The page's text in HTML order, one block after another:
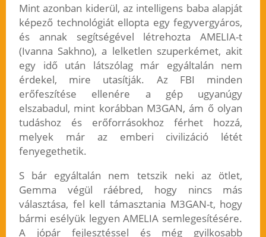
Mint azonban kiderül, az intelligens baba alapját
képező technológiát ellopta egy fegyvergyáros,
és annak segítségével létrehozta AMELIA-t
(Ivanna Sakhno), a lelketlen szuperkémet, akit
egy idő után látszólag már egyáltalán nem
érdekel, mire utasítják. Az FBI minden
erőfeszítése ellenére a gép ugyanúgy
elszabadul, mint korábban M3GAN, ám ő olyan
tudáshoz és erőforrásokhoz férhet hozzá,
melyek már az emberi civilizáció létét
fenyegethetik.
S bár egyáltalán nem tetszik neki az ötlet,
Gemma végül ráébred, hogy nincs más
választása, fel kell támasztania M3GAN-t, hogy
bármi esélyük legyen AMELIA semlegesítésére.
A jópár fejlesztéssel és még gyilkosabb